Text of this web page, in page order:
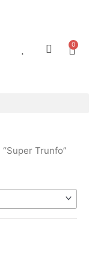
0
Trunfo”